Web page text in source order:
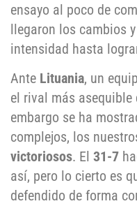
ensayo al poco de
llegaron los cambios
intensidad hasta
Ante Lituania, un
el rival más asequible
embargo se ha
complejos, los
victoriosos. El 31-7
así, pero lo cierto es
defendido de forma